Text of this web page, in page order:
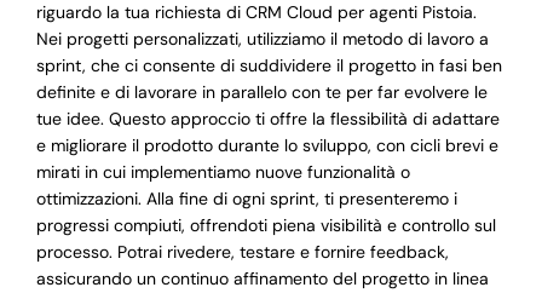
riguardo la tua richiesta di CRM Cloud per agenti Pistoia.
Nei progetti personalizzati, utilizziamo il metodo di lavoro a
sprint, che ci consente di suddividere il progetto in fasi ben
definite e di lavorare in parallelo con te per far evolvere le
tue idee. Questo approccio ti offre la flessibilità di adattare
e migliorare il prodotto durante lo sviluppo, con cicli brevi e
mirati in cui implementiamo nuove funzionalità o
ottimizzazioni. Alla fine di ogni sprint, ti presenteremo i
progressi compiuti, offrendoti piena visibilità e controllo sul
processo. Potrai rivedere, testare e fornire feedback,
assicurando un continuo affinamento del progetto in linea